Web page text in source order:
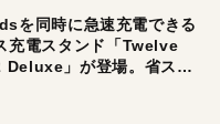
を同時に急速充電できる
充電スタンド「Twelve
」が登場。省スペ
充電したい人にオスス